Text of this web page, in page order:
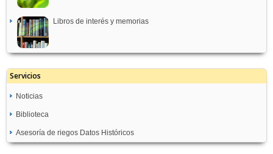
Libros de interés y memorias
Servicios
Noticias
Biblioteca
Asesoría de riegos Datos Históricos